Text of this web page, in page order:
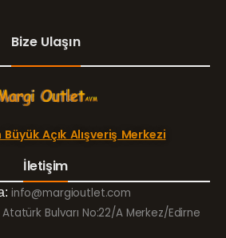
Bize Ulaşın
Büyük Açık Alışveriş Merkezi
İletişim
info@margioutlet.com
Atatürk Bulvarı No:22/A Merkez/Edirne